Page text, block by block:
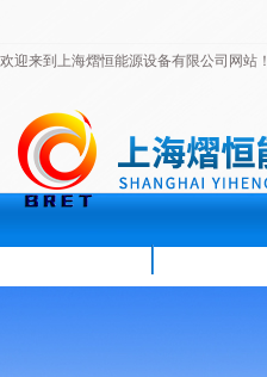
欢迎来到上海熠恒能源设备有限公司网站！